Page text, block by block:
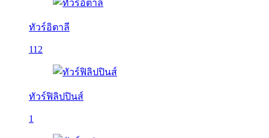
ทัวร์อิตาลี
112
ทัวร์ฟิลิปปินส์
1